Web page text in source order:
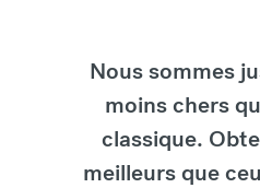
Nous sommes
moins chers
classique.
meilleurs que